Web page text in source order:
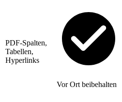
PDF-Spalten,
Tabellen,
Hyperlinks
Vor Ort beibehalten